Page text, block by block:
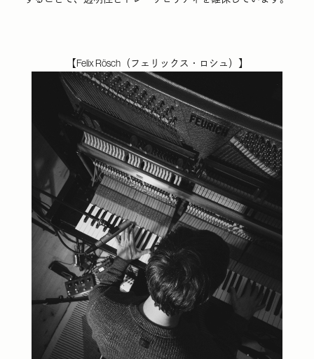
【Felix Rösch（フェリックス・ロシュ） 】